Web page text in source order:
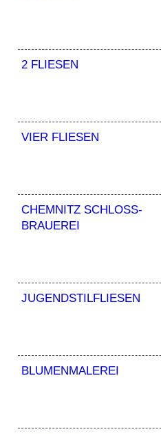
2 FLIESEN
VIER FLIESEN
CHEMNITZ SCHLOSS-B
RAUEREI
JUGENDSTILFLIESEN
BLUMENMALEREI